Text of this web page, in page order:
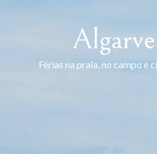
Férias na praia, no campo e